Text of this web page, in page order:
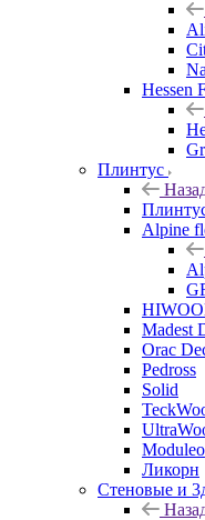
Hessen
Плинтус
Alpine
Madest
Orac
Pedross
Solid
Moduleo
Ликорн
Стеновые и